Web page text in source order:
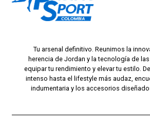
Tu arsenal definitivo. Reunimos la
herencia de Jordan y la tecnología de
equipar tu rendimiento y elevar tu estilo.
intenso hasta el lifestyle más audaz,
indumentaria y los accesorios